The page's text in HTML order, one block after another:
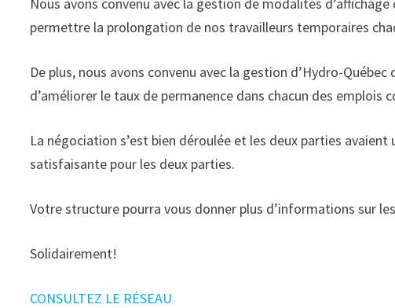
permettre la prolongation de nos travailleurs temporaires
De plus, nous avons convenu avec la gestion d’Hydro-
d’améliorer le taux de permanence dans chacun des emplois
La négociation s’est bien déroulée et les deux parties
satisfaisante pour les deux parties.
Votre structure pourra vous donner plus d’informations sur
Solidairement!
CONSULTEZ LE RÉSEAU